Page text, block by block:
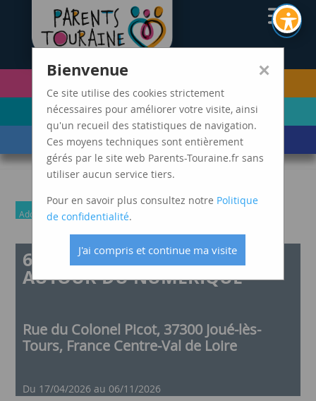
PETITE ENFANCE
(0-5 ANS)
ENFANCE
(6-11 ANS)
ADOLESCENCE ET
JEUNES ADULTES
LES ÉVÈNEMENTS
DE VIE MARDIS SPAGHETTI
Adolescence et jeunes adultes
6 ATELIERS PARENTS ADO
AUTOUR DU NUMERIQUE
Rue du Colonel Picot, 37300 Joué-lès-
Tours, France Centre-Val de Loire
Du 17/04/2026 au 06/11/2026
×
Bienvenue
Ce site utilise des cookies strictement
nécessaires pour améliorer votre visite, ainsi
qu'un recueil des statistiques de navigation.
Ces moyens techniques sont entièrement
gérés par le site web Parents-Touraine.fr sans
utiliser aucun service tiers.
Pour en savoir plus consultez notre Politique
de confidentialité.
J'ai compris et continue ma visite